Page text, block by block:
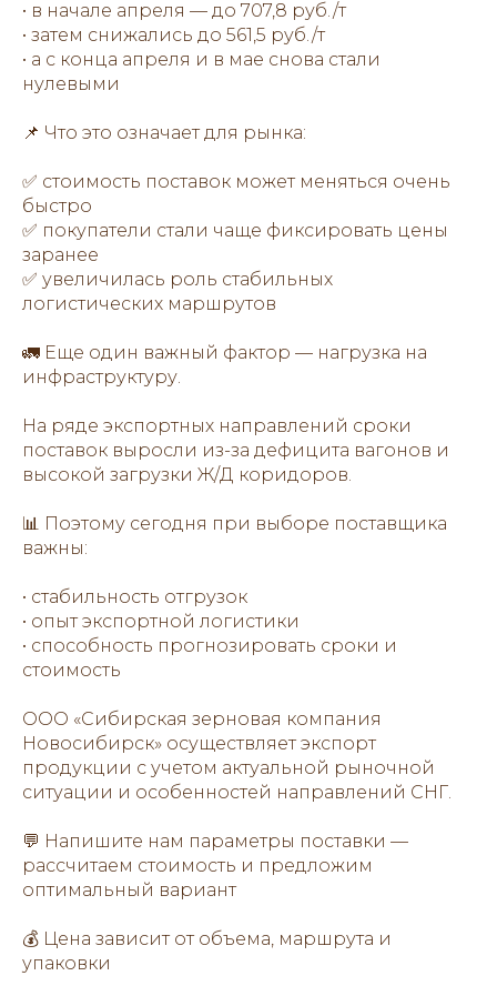
• в начале апреля — до 707,8 руб./т
• затем снижались до 561,5 руб./т
• а с конца апреля и в мае снова стали
нулевыми
📌 Что это означает для рынка:
✅ стоимость поставок может меняться очень
быстро
✅ покупатели стали чаще фиксировать цены
заранее
✅ увеличилась роль стабильных
логистических маршрутов
🚛 Еще один важный фактор — нагрузка на
инфраструктуру.
На ряде экспортных направлений сроки
поставок выросли из-за дефицита вагонов и
высокой загрузки Ж/Д коридоров.
📊 Поэтому сегодня при выборе поставщика
важны:
• стабильность отгрузок
• опыт экспортной логистики
• способность прогнозировать сроки и
стоимость
ООО «Сибирская зерновая компания
Новосибирск» осуществляет экспорт
продукции с учетом актуальной рыночной
ситуации и особенностей направлений СНГ.
💬 Напишите нам параметры поставки —
рассчитаем стоимость и предложим
оптимальный вариант
💰 Цена зависит от объема, маршрута и
упаковки